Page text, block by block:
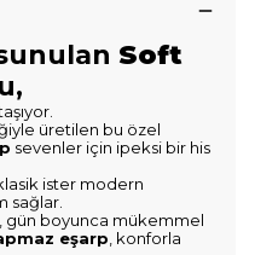
Soft
üretilen bu özel
sevenler için ipeksi bir his
ister modern
sağlar.
gün boyunca mükemmel
eşarp , konforla